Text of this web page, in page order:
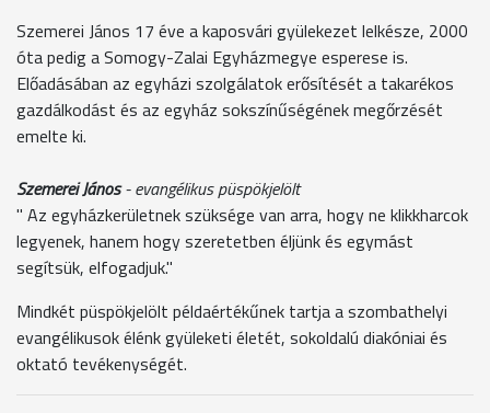
Szemerei János 17 éve a kaposvári gyülekezet lelkésze, 2000
óta pedig a Somogy-Zalai Egyházmegye esperese is.
Előadásában az egyházi szolgálatok erősítését a takarékos
gazdálkodást és az egyház sokszínűségének megőrzését
emelte ki.
Szemerei János- evangélikus püspökjelölt
" Az egyházkerületnek szüksége van arra, hogy ne klikkharcok
legyenek, hanem hogy szeretetben éljünk és egymást
segítsük, elfogadjuk."
Mindkét püspökjelölt példaértékűnek tartja a szombathelyi
evangélikusok élénk gyüleketi életét, sokoldalú diakóniai és
oktató tevékenységét.